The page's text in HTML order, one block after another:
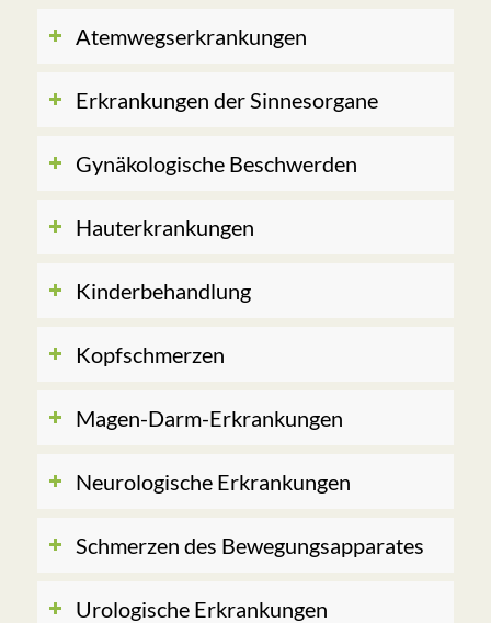
Atemwegs­erkrankungen
Erkrankungen der Sinnesorgane
Gynäkologische Beschwerden
Hauter­krankungen
Kinderbehandlung
Kopfschmerzen
Magen-Darm-Erkrankungen
Neurologische Erkrankungen
Schmerzen des Bewegungs­apparates
Urologische Erkrankungen